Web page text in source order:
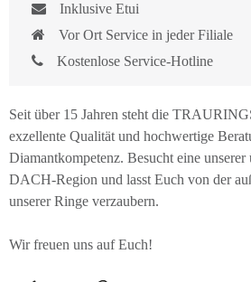
Inklusive Etui
Vor Ort Service in jeder Filiale
Kostenlose Service-Hotline
Seit über 15 Jahren steht die
exzellente Qualität und hochwertige
Diamantkompetenz. Besucht eine
DACH-Region und lasst Euch von der
unserer Ringe verzaubern.
Wir freuen uns auf Euch!